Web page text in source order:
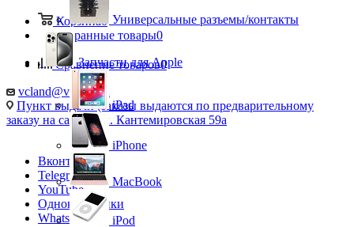
Корзина0
Избранные товары0
Сравнение товаров0
vcland@vcland.ru
Пункт выдачи (заказы выдаются по предварительному
заказу на сайте), ул. Кантемировская 59а
Вконтакте
Telegram
YouTube
Одноклассники
WhatsApp
Универсальные разъемы/контакты
Запчасти для Apple
iPad
iPhone
MacBook
iPod